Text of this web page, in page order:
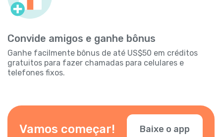
Convide amigos e ganhe bônus
Ganhe facilmente bônus de até US$50 em créditos
gratuitos para fazer chamadas para celulares e
telefones fixos.
Vamos começar! Baixe o app